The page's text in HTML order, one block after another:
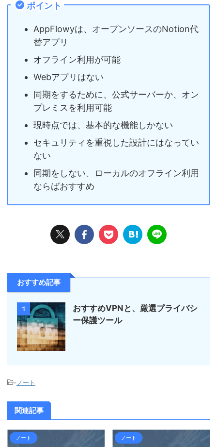
ポイント
AppFlowyは、オープンソースのNotion代
替アプリ
オフライン利用が可能
Webアプリはない
同期をするために、公式サーバーか、オン
プレミスを利用可能
現時点では、基本的な機能しかない
セキュリティを重視した設計にはなってい
ない
同期をしない、ローカルのオフライン利用
ならばおすすめ
おすすめ記事
1
おすすめVPNと、厳選プライバシ
ー保護ツール
- ノート
関連記事
ノート ノート